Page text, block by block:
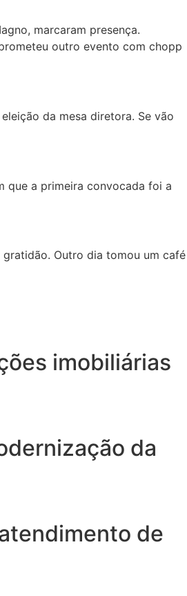
marcaram presença.
outro evento com chopp
da mesa diretora. Se vão
que a primeira convocada foi a
gratidão. Outro dia tomou um café
imobiliárias
da
de